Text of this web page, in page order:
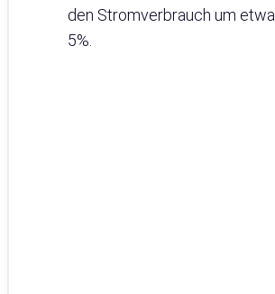
den Stromverbrauch um etwa
5%.